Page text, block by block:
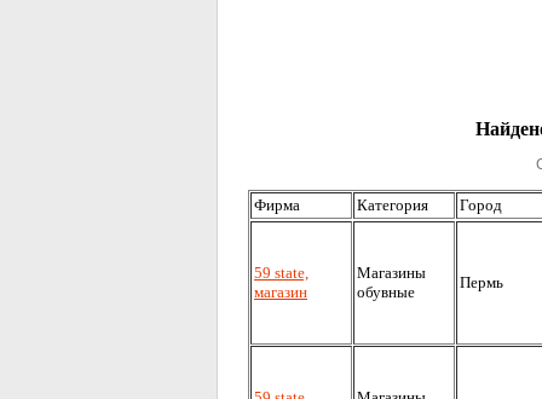
Фирма Категория Город
59 state,
магазин
Магазины
обувные
Пермь